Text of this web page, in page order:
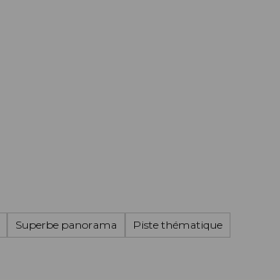
Superbe panorama Piste thématique